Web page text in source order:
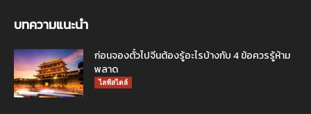
บทความแนะนำ
ก่อนจองตั๋วไปจีนต้องรู้อะไรบ้างกับ 4 ข้อควรรู้ห้าม
พลาด
ไลฟ์สไตล์